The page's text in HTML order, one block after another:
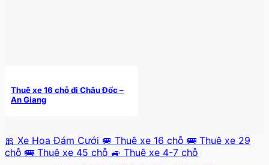
Thuê xe 16 chỗ đi Châu Đốc –
An Giang
🎀 Xe Hoa Đám Cưới 🚐 Thuê xe 16 chỗ 🚌 Thuê xe 29
chỗ 🚌 Thuê xe 45 chỗ 🚙 Thuê xe 4-7 chỗ